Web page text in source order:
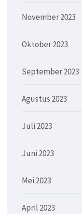
November 2023
Oktober 2023
September 2023
Agustus 2023
Juli 2023
Juni 2023
Mei 2023
April 2023